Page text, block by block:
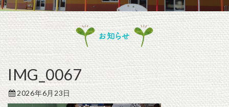
n
お知らせ
IMG_0067
2026年6月23日